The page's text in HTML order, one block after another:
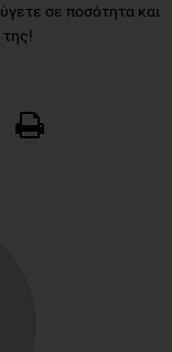
σε ποσότητα και